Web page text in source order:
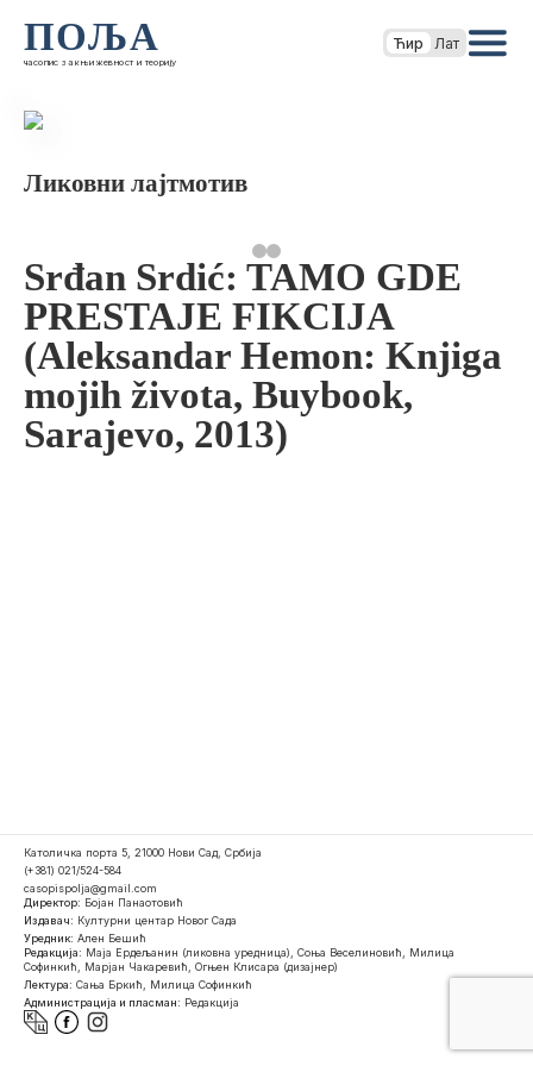
ПОЉА
часопис за књижевност и теорију
Ћир Лат
Ликовни лајтмотив
Srđan Srdić: TAMO GDE
PRESTAJE FIKCIJA
(Aleksandar Hemon: Knjiga
mojih života, Buybook,
Sarajevo, 2013)
Католичка порта 5, 21000 Нови Сад, Србија
(+381) 021/524-584
casopispolja@gmail.com
Директор: Бојан Панаотовић
Издавач: Културни центар Новог Сада
Уредник: Ален Бешић
Редакција: Маја Ердељанин (ликовна уредница), Соња Веселиновић, Милица
Софинкић, Марјан Чакаревић, Огњен Клисара (дизајнер)
Лектура: Сања Бркић, Милица Софинкић
Администрација и пласман: Редакција